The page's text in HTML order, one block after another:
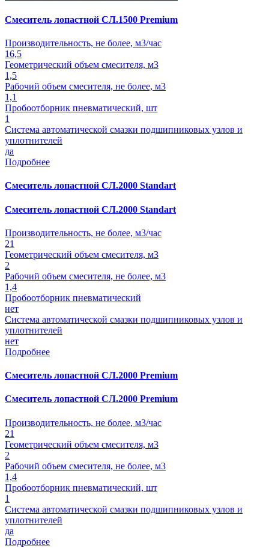
Смеситель лопастной СЛ.1500 Premium
Производительность, не более, м3/час
16,5
Геометрический объем смесителя, м3
1,5
Рабочий объем смесителя, не более, м3
1,1
Пробоотборник пневматический, шт
1
Система автоматической смазки подшипниковых узлов и
уплотнителей
да
Подробнее
Смеситель лопастной СЛ.2000 Standart
Смеситель лопастной СЛ.2000 Standart
Производительность, не более, м3/час
21
Геометрический объем смесителя, м3
2
Рабочий объем смесителя, не более, м3
1,4
Пробоотборник пневматический
нет
Система автоматической смазки подшипниковых узлов и
уплотнителей
нет
Подробнее
Смеситель лопастной СЛ.2000 Premium
Смеситель лопастной СЛ.2000 Premium
Производительность, не более, м3/час
21
Геометрический объем смесителя, м3
2
Рабочий объем смесителя, не более, м3
1,4
Пробоотборник пневматический, шт
1
Система автоматической смазки подшипниковых узлов и
уплотнителей
да
Подробнее